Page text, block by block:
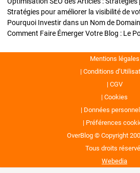
Mentions légales
Conditions
CGV
Cookies
Données
Préférences
OverBlog © Copyright
Tous droits
Webedia